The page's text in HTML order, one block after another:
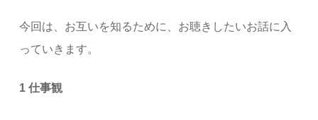
今回は、お互いを知るために、お聴きしたいお話に入
っていきます。
1 仕事観